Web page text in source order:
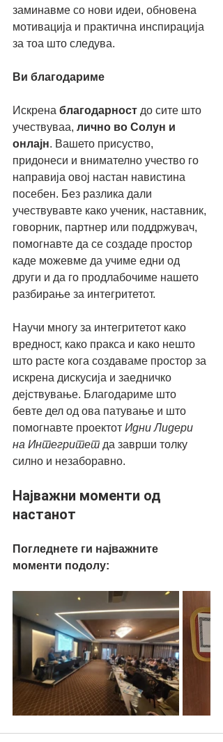
заминавме со нови идеи, обновена
мотивација и практична инспирација
за тоа што следува.
Ви благодариме
Искрена благодарност до сите што
учествуваа, лично во Солун и
онлајн. Вашето присуство,
придонеси и внимателно учество го
направија овој настан навистина
посебен. Без разлика дали
учествувавте како ученик, наставник,
говорник, партнер или поддржувач,
помогнавте да се создаде простор
каде можевме да учиме едни од
други и да го продлабочиме нашето
разбирање за интегритетот.
Научи многу за интегритетот како
вредност, како пракса и како нешто
што расте кога создаваме простор за
искрена дискусија и заедничко
дејствување. Благодариме што
бевте дел од ова патување и што
помогнавте проектот Идни Лидери
на Интегритет да заврши толку
силно и незаборавно.
Најважни моменти од
настанот
Погледнете ги најважните
моменти подолу: